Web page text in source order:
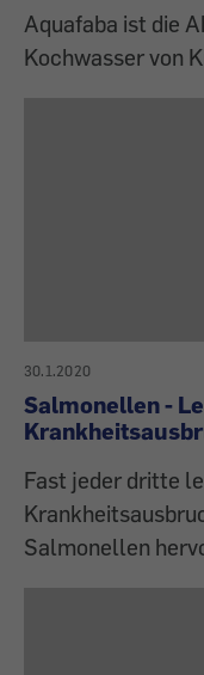
Aquafaba ist die
Kochwasser von
30.1.2020
Salmonellen -
Fast jeder dritte
Salmonellen